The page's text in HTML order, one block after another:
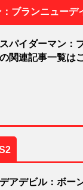
ブランニューデ
スパイダーマン：
の関連記事一覧は
デアデビル：ボー